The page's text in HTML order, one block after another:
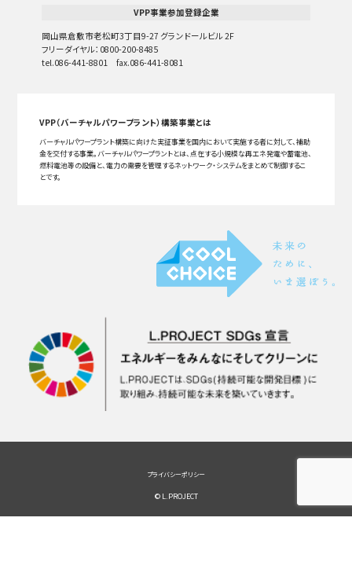
VPP事業参加登録企業
岡山県倉敷市老松町3丁目9-27 グランドールビル 2F
フリーダイヤル：0800-200-8485
tel.086-441-8801 fax.086-441-8081
VPP（バーチャルパワープラント）構築事業とは
バーチャルパワープラント構築に向けた実証事業を国内において実施する者に対して、補助
金を交付する事業。バーチャルパワープラントとは、点在する小規模な再エネ発電や蓄電池、
燃料電池等の設備と、電力の需要を管理するネットワーク・システムをまとめて制御するこ
とです。
プライバシーポリシー
© L.PROJECT